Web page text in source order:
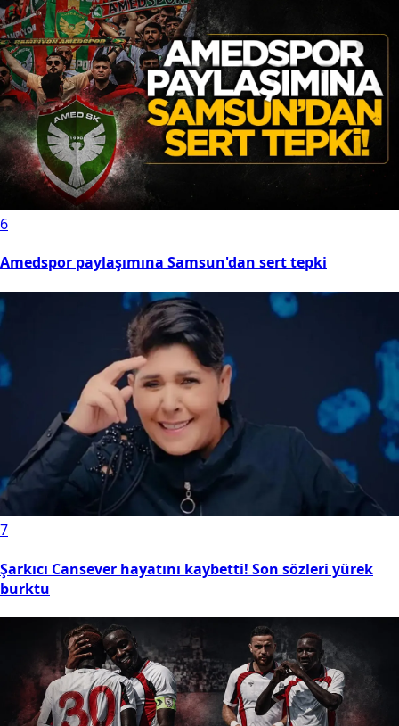
6
Amedspor paylaşımına Samsun'dan sert tepki
7
Şarkıcı Cansever hayatını kaybetti! Son sözleri yürek
burktu